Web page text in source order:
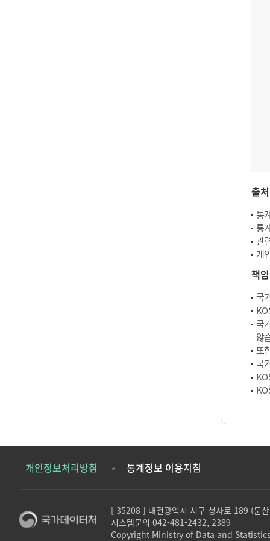
출
통
통
관
개
책
국
국
않
또
국
개인정보처리방침 통계정보 이용지침
[ 35208 ] 대전광역시 서구 청사로 189 (둔
시스템문의 042-481-2432, 2389
Copyright Ministry of Data and